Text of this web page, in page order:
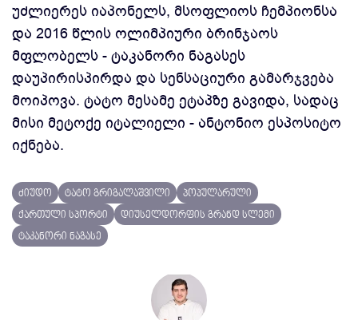
უძლიერეს იაპონელს, მსოფლიოს ჩემპიონსა
და 2016 წლის ოლიმპიური ბრინჯაოს
მფლობელს - ტაკანორი ნაგასეს
დაუპირისპირდა და სენსაციური გამარჯვება
მოიპოვა. ტატო მესამე ეტაპზე გავიდა, სადაც
მისი მეტოქე იტალიელი - ანტონიო ესპოსიტო
იქნება.
ძიუდო ტატო გრიგალაშვილი
პოპულარული
ქართული სპორტი
დიუსელდორფის გრანდ სლემი
ტაკანორი ნაგასე